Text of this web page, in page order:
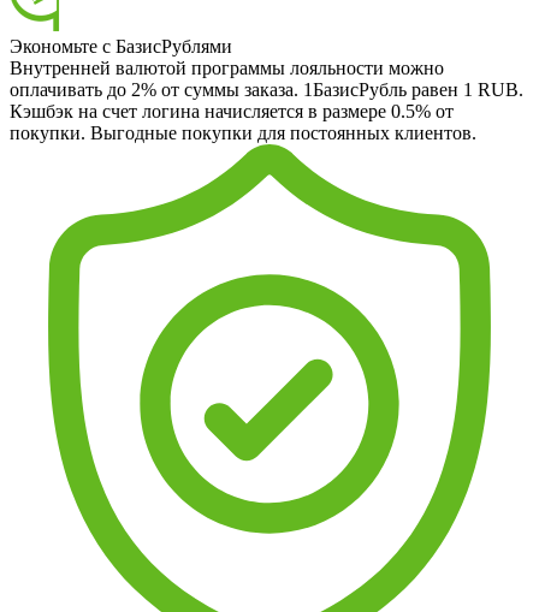
Экономьте с БазисРублями
Внутренней валютой программы лояльности можно
оплачивать до 2% от суммы заказа. 1БазисРубль равен 1 RUB.
Кэшбэк на счет логина начисляется в размере 0.5% от
покупки. Выгодные покупки для постоянных клиентов.